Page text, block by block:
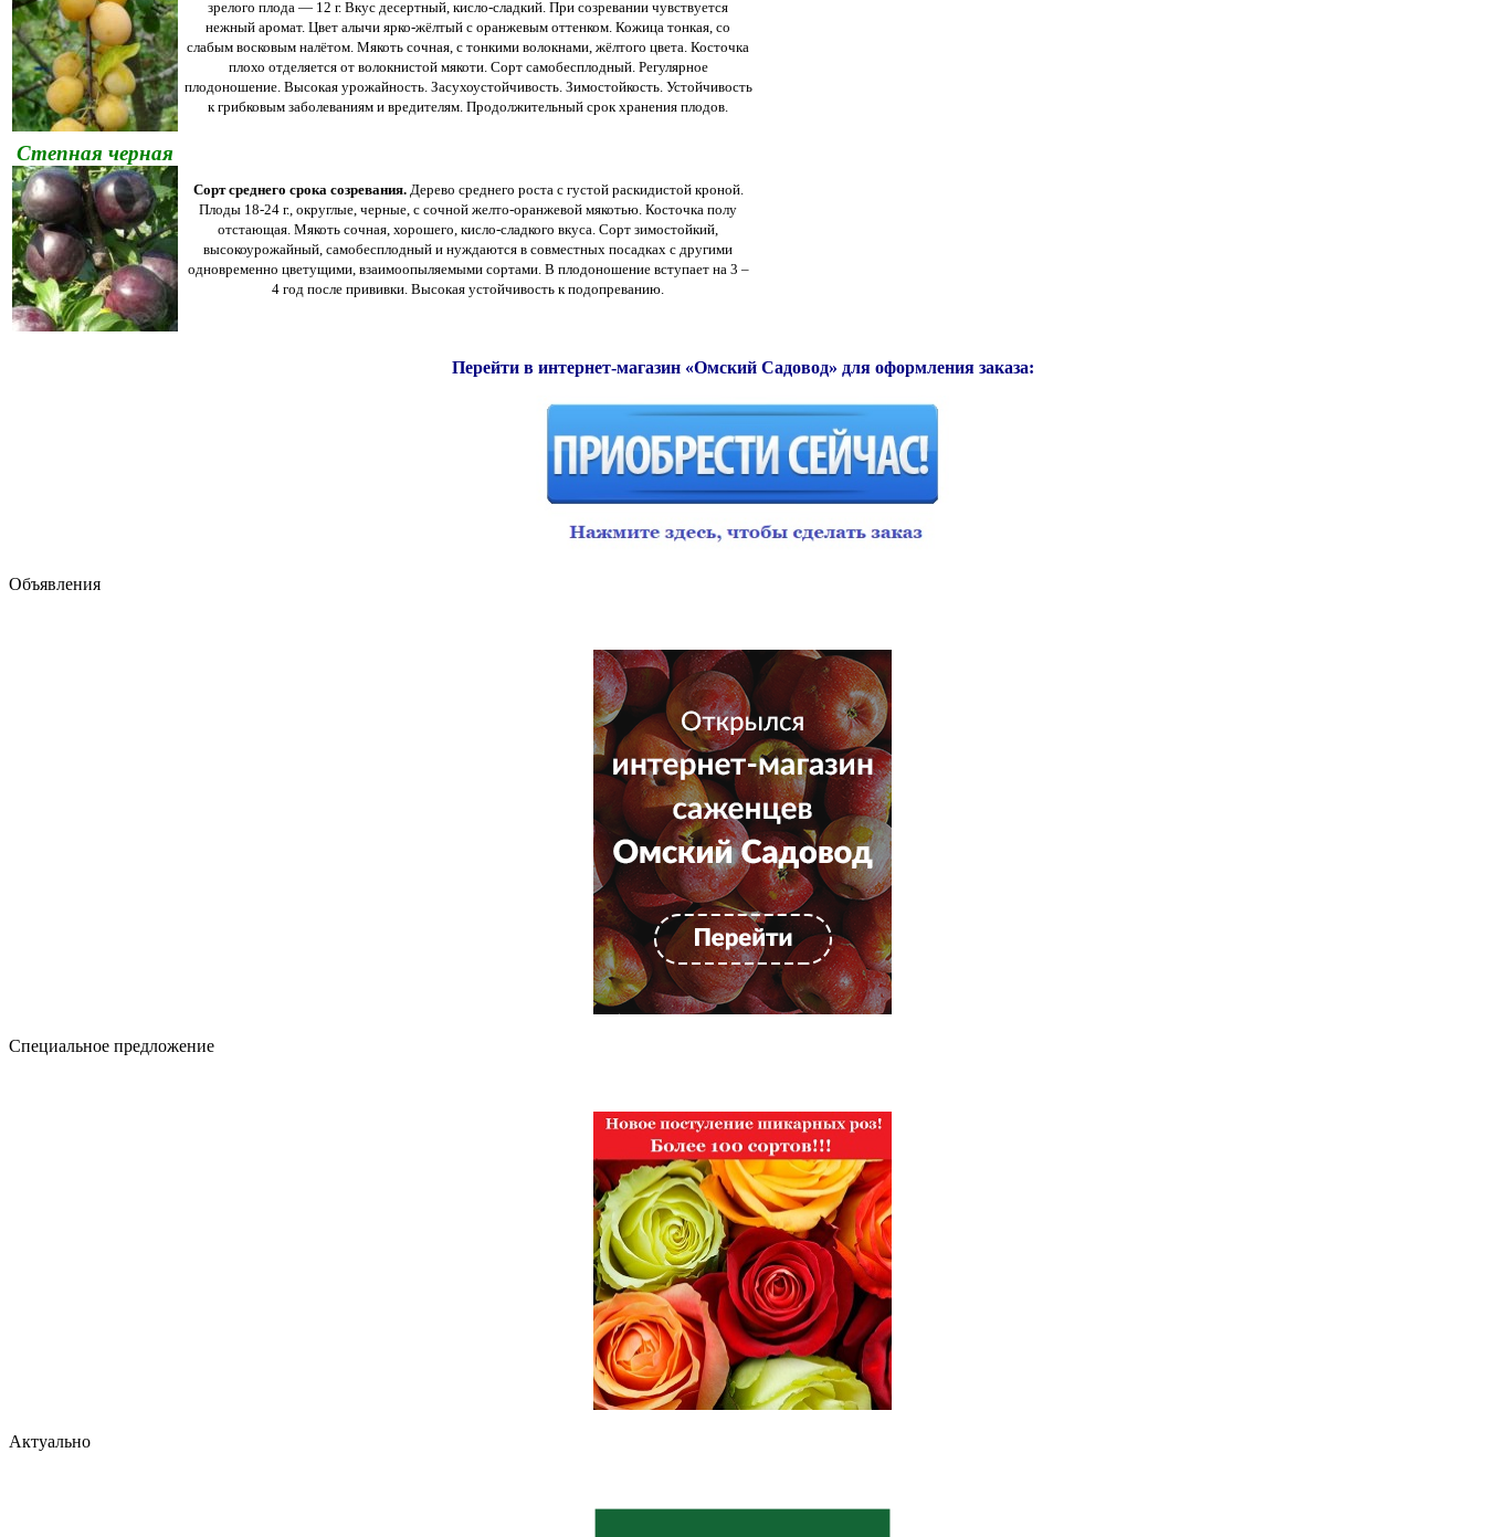
зрелого плода — 12 г. Вкус десертный, кисло-сладкий. При созревании чувствуется
нежный аромат. Цвет алычи ярко-жёлтый с оранжевым оттенком. Кожица тонкая, со
слабым восковым налётом. Мякоть сочная, с тонкими волокнами, жёлтого цвета. Косточка
плохо отделяется от волокнистой мякоти. Сорт самобесплодный. Регулярное
плодоношение. Высокая урожайность. Засухоустойчивость. Зимостойкость. Устойчивость
к грибковым заболеваниям и вредителям. Продолжительный срок хранения плодов.
Степная черная
Сорт среднего срока созревания. Дерево среднего роста с густой раскидистой кроной.
Плоды 18-24 г., округлые, черные, с сочной желто-оранжевой мякотью. Косточка полу
отстающая. Мякоть сочная, хорошего, кисло-сладкого вкуса. Сорт зимостойкий,
высокоурожайный, самобесплодный и нуждаются в совместных посадках с другими
одновременно цветущими, взаимоопыляемыми сортами. В плодоношение вступает на 3 –
4 год после прививки. Высокая устойчивость к подопреванию.
Перейти в интернет-магазин «Омский Садовод» для оформления заказа:
Объявления
Специальное предложение
Актуально